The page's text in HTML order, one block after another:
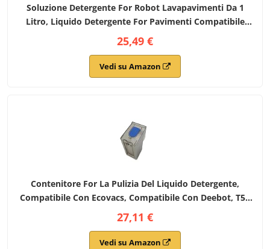
Soluzione Detergente For Robot Lavapavimenti Da 1
Litro, Liquido Detergente For Pavimenti Compatibile
Con Ecovacs Deebot T30 T30S T50 X5 X8 X9 PRO OMNI,
(33,8 Fl Oz)
25,49 €
Vedi su Amazon
Contenitore For La Pulizia Del Liquido Detergente,
Compatibile Con Ecovacs, Compatibile Con Deebot, T50
Pro/T50 Omni/T50 Pro Omni/X8 Pro/X8 Omni/X8 Pro
Omni/X8 Pro Plus AI
27,11 €
Vedi su Amazon